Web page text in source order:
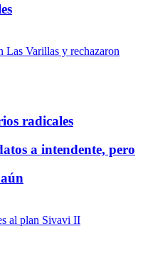
radicales
a intendente, pero